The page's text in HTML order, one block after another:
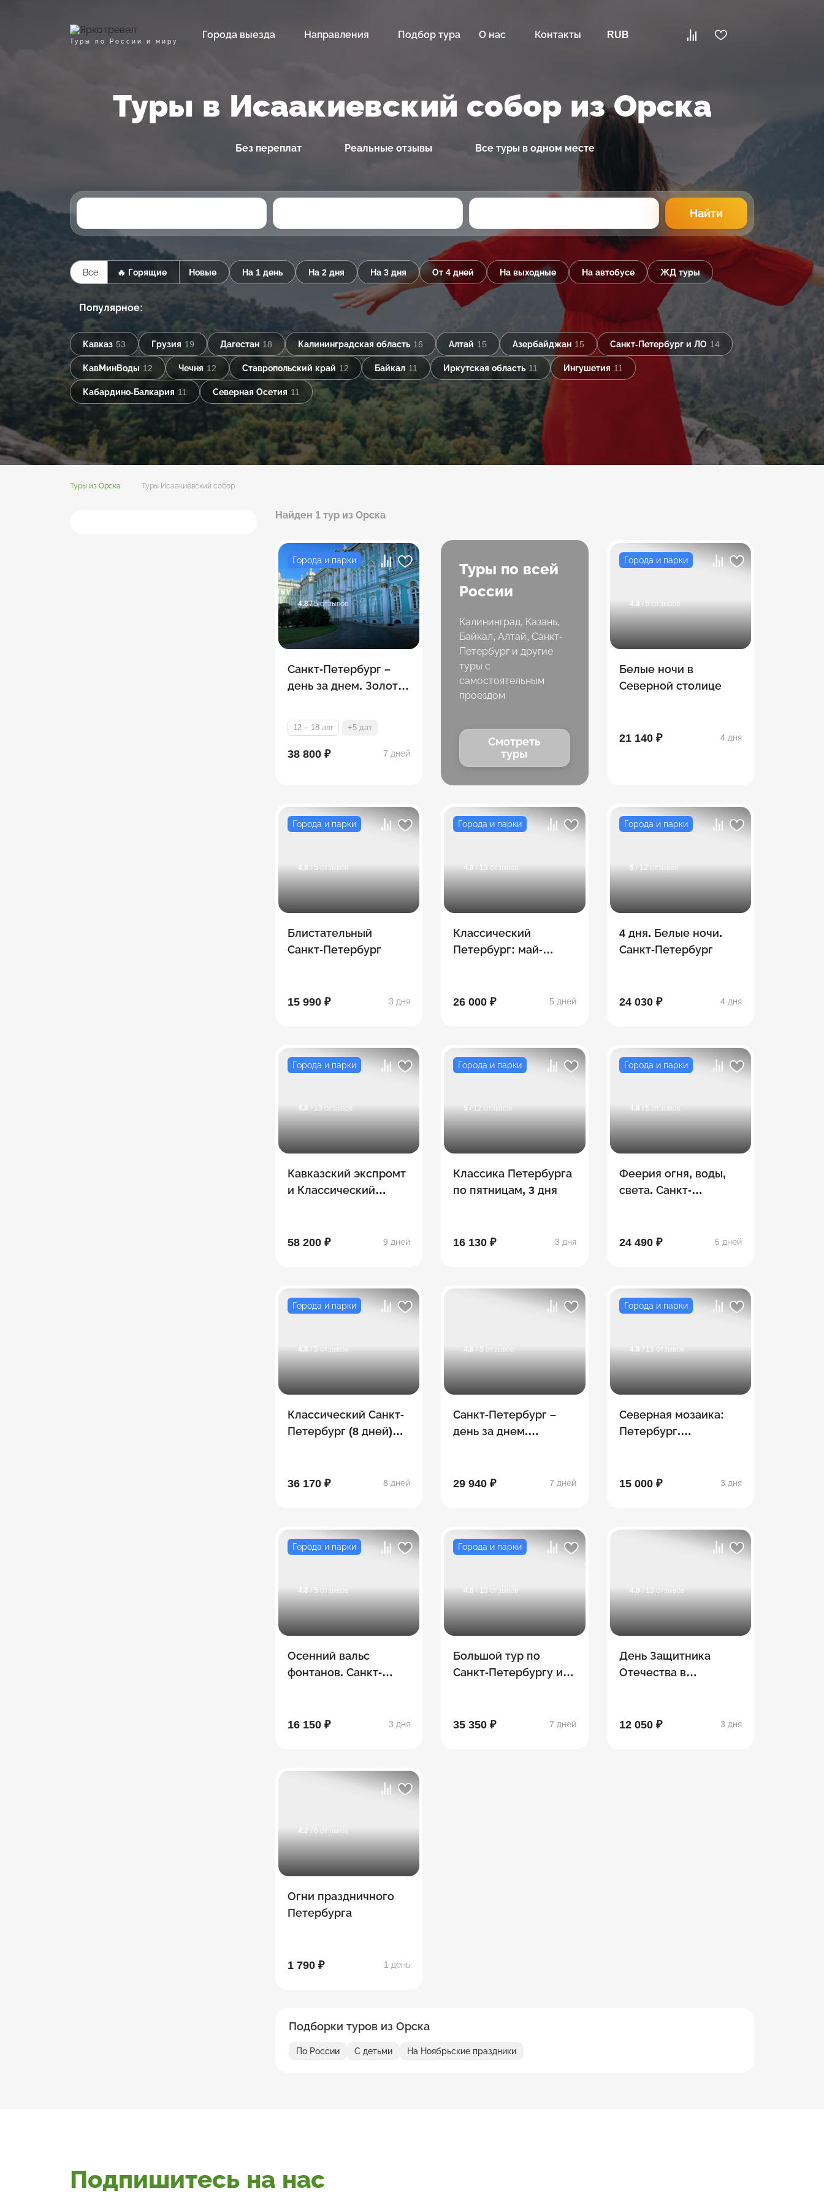
Туры по России и миру
Города выезда Направления Подбор тура О нас Контакты RUB
Туры в Исаакиевский собор из Орска
Без переплат Реальные отзывы Все туры в одном месте
Найти
Все 🔥 Горящие Новые На 1 день На 2 дня На 3 дня От 4 дней На выходные На автобусе ЖД туры
Популярное:
Кавказ 53 Грузия 19 Дагестан 18 Калининградская область 16 Алтай 15 Азербайджан 15 Санкт-Петербург и ЛО 14
КавМинВоды 12 Чечня 12 Ставропольский край 12 Байкал 11 Иркутская область 11 Ингушетия 11
Кабардино-Балкария 11 Северная Осетия 11
Туры из Орска Туры Исаакиевский собор
Найден 1 тур из Орска
Города и парки
4.8/ 5 отзывов
Санкт-Петербург –
день за днем. Золотая
12 – 18 авг +5 дат
38 800 ₽ 7 дней
Туры по всей
России
Калининград, Казань,
Байкал, Алтай, Санкт-
Петербург и другие
туры с
самостоятельным
проездом
Смотреть
туры
Города и парки
4.8 / 5 отзывов
Белые ночи в
Северной столице
21 140 ₽ 4 дня
Города и парки
4.8 / 5 отзывов
Блистательный
Санкт-Петербург
15 990 ₽ 3 дня
Города и парки
4.8 / 13 отзывов
Классический
Петербург: май-
26 000 ₽ 5 дней
Города и парки
5 / 12 отзывов
4 дня. Белые ночи.
Санкт-Петербург
24 030 ₽ 4 дня
Города и парки
4.8 / 13 отзывов
Кавказский экспромт
и Классический
58 200 ₽ 9 дней
Города и парки
5 / 12 отзывов
Классика Петербурга
по пятницам, 3 дня
16 130 ₽ 3 дня
Города и парки
4.8 / 5 отзывов
Феерия огня, воды,
света. Санкт-
24 490 ₽ 5 дней
Города и парки
4.8 / 5 отзывов
Классический Санкт-
Петербург (8 дней)
36 170 ₽ 8 дней
4.8 / 5 отзывов
Санкт-Петербург –
день за днем.
29 940 ₽
7 дней
Города и парки
4.8 / 13 отзывов
Северная мозаика:
Петербург.
15 000 ₽ 3 дня
Города и парки
4.8 / 5 отзывов
Осенний вальс
фонтанов. Санкт-
16 150 ₽ 3 дня
Города и парки
4.8 / 13 отзывов
Большой тур по
Санкт-Петербургу и
35 350 ₽ 7 дней
4.8 / 13 отзывов
День Защитника
Отечества в
12 050 ₽ 3 дня
4.2 / 6 отзывов
Огни праздничного
Петербурга
1 790 ₽ 1 день
Подборки туров из Орска
По России С детьми На Ноябрьские праздники
Подпишитесь на нас